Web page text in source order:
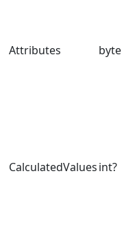
Attributes byte
CalculatedValuesint?